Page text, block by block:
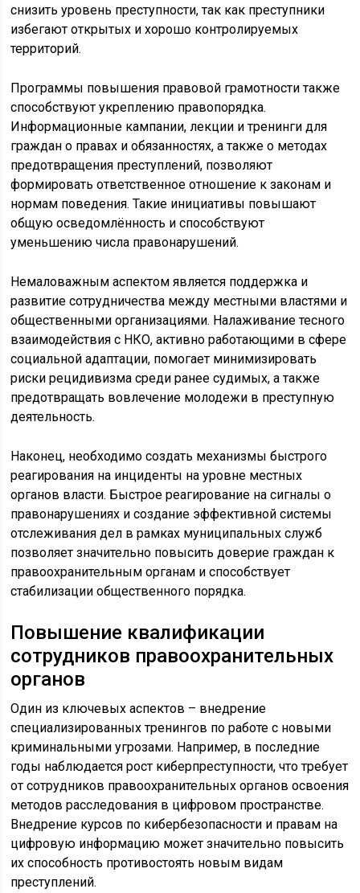
снизить уровень преступности, так как преступники
избегают открытых и хорошо контролируемых
территорий.
Программы повышения правовой грамотности также
способствуют укреплению правопорядка.
Информационные кампании, лекции и тренинги для
граждан о правах и обязанностях, а также о методах
предотвращения преступлений, позволяют
формировать ответственное отношение к законам и
нормам поведения. Такие инициативы повышают
общую осведомлённость и способствуют
уменьшению числа правонарушений.
Немаловажным аспектом является поддержка и
развитие сотрудничества между местными властями и
общественными организациями. Налаживание тесного
взаимодействия с НКО, активно работающими в сфере
социальной адаптации, помогает минимизировать
риски рецидивизма среди ранее судимых, а также
предотвращать вовлечение молодежи в преступную
деятельность.
Наконец, необходимо создать механизмы быстрого
реагирования на инциденты на уровне местных
органов власти. Быстрое реагирование на сигналы о
правонарушениях и создание эффективной системы
отслеживания дел в рамках муниципальных служб
позволяет значительно повысить доверие граждан к
правоохранительным органам и способствует
стабилизации общественного порядка.
Повышение квалификации
сотрудников правоохранительных
органов
Один из ключевых аспектов – внедрение
специализированных тренингов по работе с новыми
криминальными угрозами. Например, в последние
годы наблюдается рост киберпреступности, что требует
от сотрудников правоохранительных органов освоения
методов расследования в цифровом пространстве.
Внедрение курсов по кибербезопасности и правам на
цифровую информацию может значительно повысить
их способность противостоять новым видам
преступлений.